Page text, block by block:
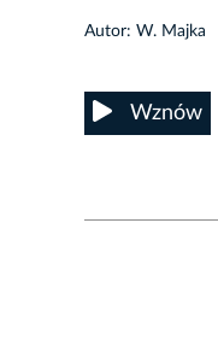
Autor: W. Majka
Wznów